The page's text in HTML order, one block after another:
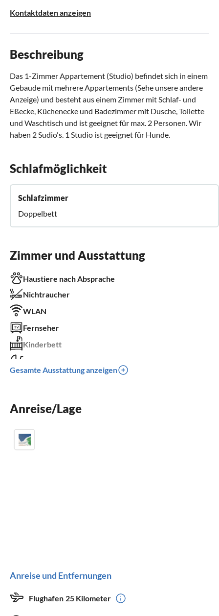
Kontaktdaten anzeigen
Beschreibung
Das 1-Zimmer Appartement (Studio) befindet sich in einem
Gebaude mit mehrere Appartements (Sehe unsere andere
Anzeige) und besteht aus einem Zimmer mit Schlaf- und
Eßecke, Küchenecke und Badezimmer mit Dusche, Toilette
und Waschtisch und ist geeignet für max. 2 Personen. Wir
haben 2 Sudio's. 1 Studio ist geeignet für Hunde.
Schlafmöglichkeit
Schlafzimmer
Doppelbett
Zimmer und Ausstattung
Haustiere nach Absprache
Nichtraucher
WLAN
Fernseher
Kinderbett
für Rollstuhl nicht geeignet
Gesamte Ausstattung anzeigen
Anreise/Lage
Anreise und Entfernungen
Flughafen 25 Kilometer